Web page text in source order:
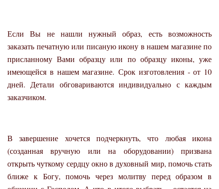
Если Вы не нашли нужный образ, есть возможность
заказать печатную или писаную икону в нашем магазине по
присланному Вами образцу или по образцу иконы, уже
имеющейся в нашем магазине. Срок изготовления - от 10
дней. Детали обговариваются индивидуально с каждым
заказчиком.
В завершение хочется подчеркнуть, что любая икона
(созданная вручную или на оборудовании) призвана
открыть чуткому сердцу окно в духовный мир, помочь стать
ближе к Богу, помочь через молитву перед образом в